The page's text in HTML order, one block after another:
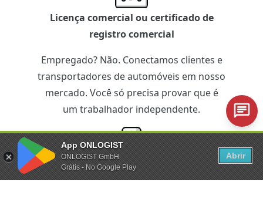
App ONLOGIST
ONLOGIST GmbH
Grátis - No Google Play
Abrir
Licença comercial ou certificado de
registro comercial
Empregado? Não. Conectamos clientes e
transportadores de automóveis em nosso
mercado. Você só precisa provar que é
um trabalhador independente.
iPhone ou smartphone Android